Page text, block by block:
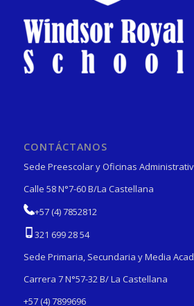
CONTÁCTANOS
Sede Preescolar y Oficinas
Calle 58 N°7-60 B/La Castellana
+57 (4) 7852812
321 699 28 54
Sede Primaria, Secundaria y Media
Carrera 7 N°57-32 B/ La Castellana
+57 (4) 7899696